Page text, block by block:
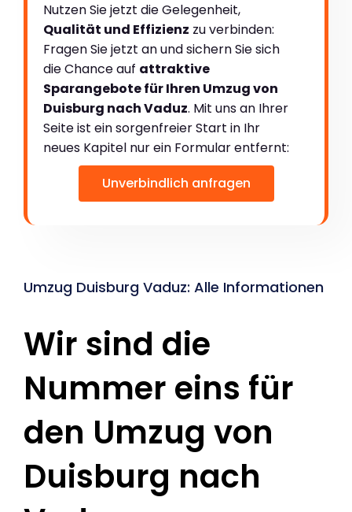
Nutzen Sie jetzt die Gelegenheit,
Qualität und Effizienz zu verbinden:
Fragen Sie jetzt an und sichern Sie sich
die Chance auf attraktive
Sparangebote für Ihren Umzug von
Duisburg nach Vaduz. Mit uns an Ihrer
Seite ist ein sorgenfreier Start in Ihr
neues Kapitel nur ein Formular entfernt:
Unverbindlich anfragen
Umzug Duisburg Vaduz: Alle Informationen
Wir sind die
Nummer eins für
den Umzug von
Duisburg nach